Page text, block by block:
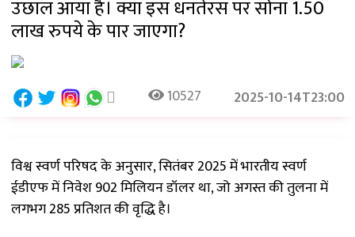
उछाल आया है। क्या इस धनतेरस पर सोना 1.50
लाख रुपये के पार जाएगा?
10527 2025-10-14T23:00
विश्व स्वर्ण परिषद के अनुसार, सितंबर 2025 में भारतीय स्वर्ण
ईडीएफ में निवेश 902 मिलियन डॉलर था, जो अगस्त की तुलना में
लगभग 285 प्रतिशत की वृद्धि है।